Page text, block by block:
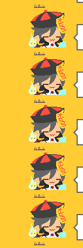
らるふ
らるふ
らるふ
らるふ
らるふ
らるふ